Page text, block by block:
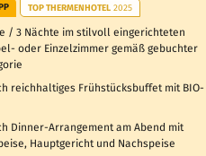
TOP THERMENHOTEL 2025
/ 3 Nächte im stilvoll eingerichteten
oder Einzelzimmer gemäß gebuchter
reichhaltiges Frühstücksbuffet mit BIO-
Dinner-Arrangement am Abend mit
Hauptgericht und Nachspeise